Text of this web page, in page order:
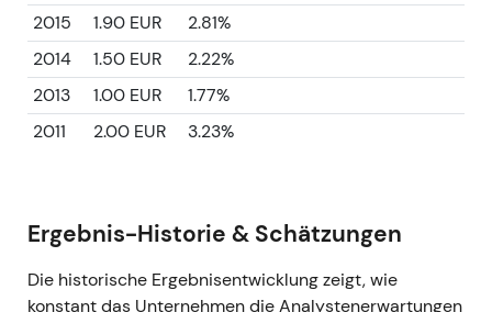
2015
1.90 EUR
2.81%
2014
1.50 EUR
2.22%
2013
1.00 EUR
1.77%
2011
2.00 EUR 3.23%
Ergebnis-Historie & Schätzungen
Die historische Ergebnisentwicklung zeigt, wie
konstant das Unternehmen die Analystenerwartungen